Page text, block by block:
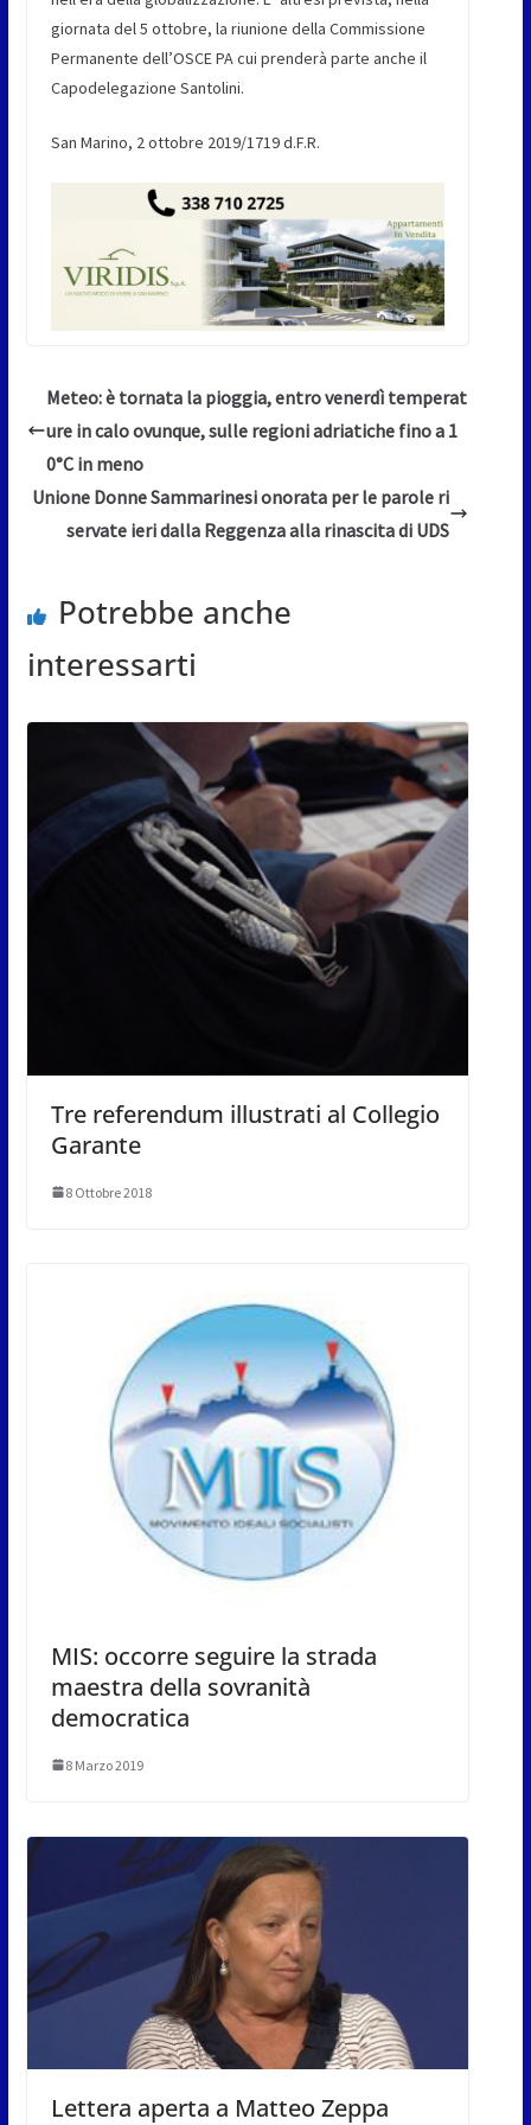
giornata del 5 ottobre, la riunione della Commissione
Permanente dell’OSCE PA cui prenderà parte anche il
Capodelegazione Santolini.
San Marino, 2 ottobre 2019/1719 d.F.R.
Meteo: è tornata la pioggia, entro venerdì temperat
ure in calo ovunque, sulle regioni adriatiche fino a 1
0°C in meno
Unione Donne Sammarinesi onorata per le parole ri
servate ieri dalla Reggenza alla rinascita di UDS
Potrebbe anche
interessarti
Tre referendum illustrati al Collegio
Garante
8 Ottobre 2018
MIS: occorre seguire la strada
maestra della sovranità
democratica
8 Marzo 2019
Lettera aperta a Matteo Zeppa